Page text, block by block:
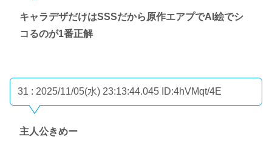
キャラデザだけはSSSだから原作エアプでAI絵でシ
コるのが1番正解
31 : 2025/11/05(水) 23:13:44.045 ID:4hVMqt/4E
主人公きめー